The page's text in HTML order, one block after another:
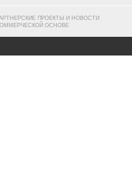
ПРОЕКТЫ И НОВОСТИ
ОСНОВЕ